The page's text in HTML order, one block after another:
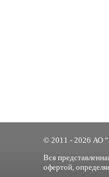
© 2011 - 2026 АО
Вся
офертой,